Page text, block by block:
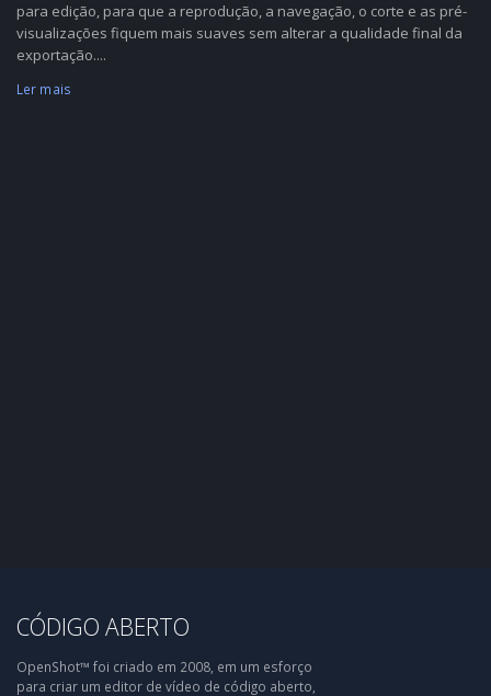
para edição, para que a reprodução, a navegação, o corte e as pré-
visualizações fiquem mais suaves sem alterar a qualidade final da
exportação....
Ler mais
CÓDIGO ABERTO
OpenShot™ foi criado em 2008, em um esforço
para criar um editor de vídeo de código aberto,